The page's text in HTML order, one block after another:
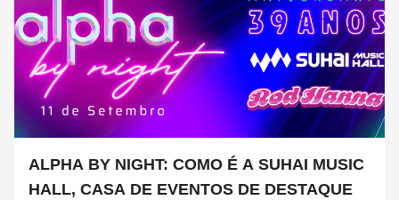
ALPHA BY NIGHT: COMO É A SUHAI MUSIC
HALL, CASA DE EVENTOS DE DESTAQUE